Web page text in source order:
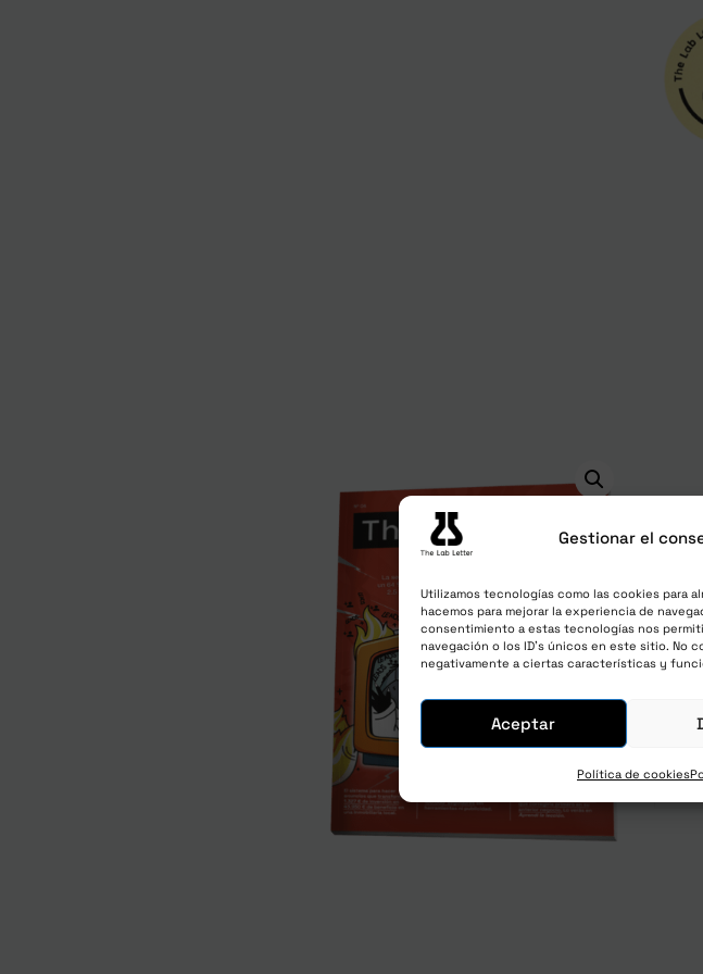
Gestionar el
Utilizamos tecnologías como las cookies para
hacemos para mejorar la experiencia de
consentimiento a estas tecnologías nos
navegación o los ID's únicos en este sitio. No
negativamente a ciertas características y
Aceptar
Política de cookies
06/
un